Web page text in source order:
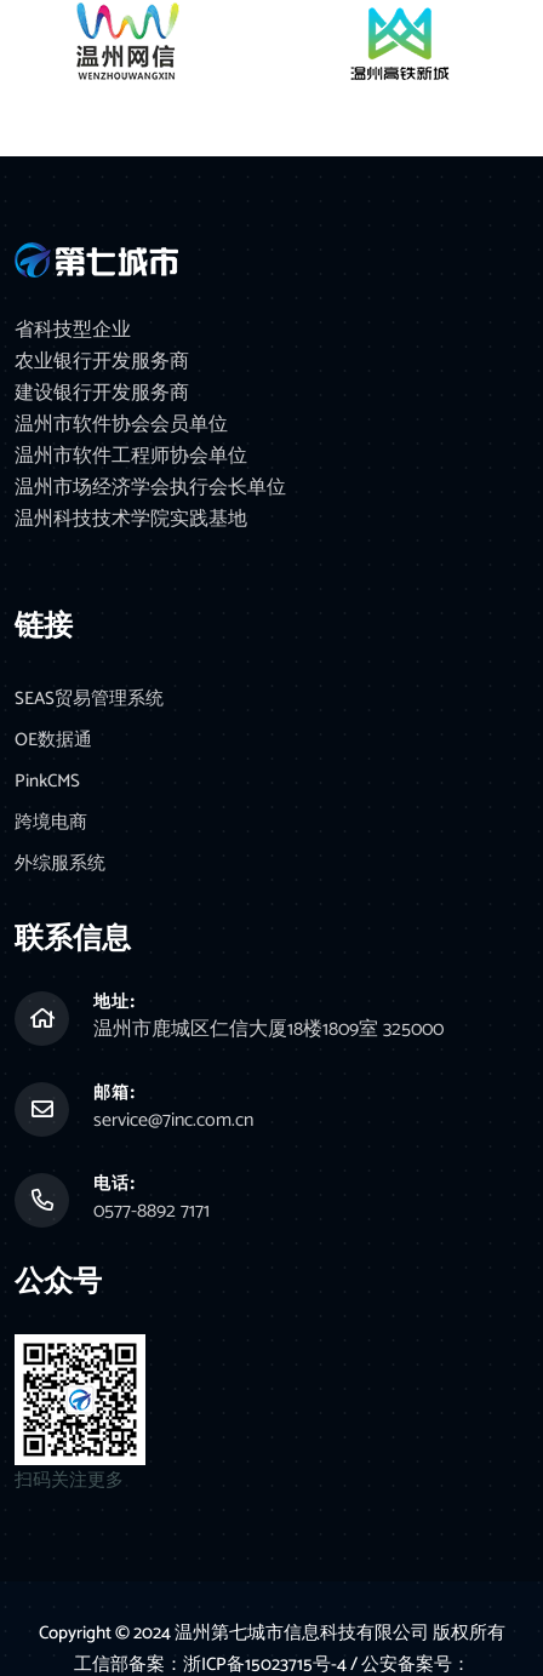
省科技型企业
农业银行开发服务商
建设银行开发服务商
温州市软件协会会员单位
温州市软件工程师协会单位
温州市场经济学会执行会长单位
温州科技技术学院实践基地
链接
SEAS贸易管理系统
OE数据通
PinkCMS
跨境电商
外综服系统
联系信息
地址:
温州市鹿城区仁信大厦18楼1809室 325000
邮箱:
service@7inc.com.cn
电话:
0577-8892 7171
公众号
扫码关注更多
Copyright © 2024 温州第七城市信息科技有限公司 版权所有
工信部备案：浙ICP备15023715号-4/ 公安备案号：